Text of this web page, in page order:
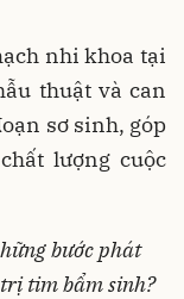
nhi khoa tại
thuật và can
sơ sinh, góp
lượng cuộc
bước phát
tim bẩm sinh?